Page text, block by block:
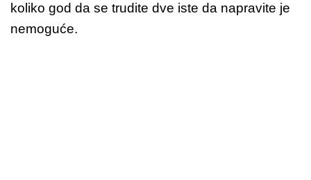
koliko god da se trudite dve iste da napravite je
nemoguće.